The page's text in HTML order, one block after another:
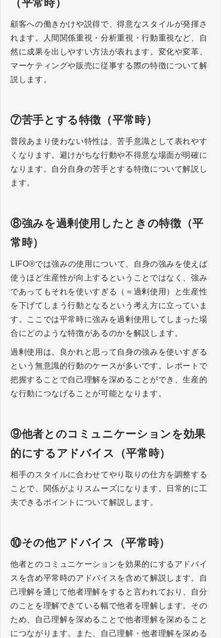
（平常時）
顧客への働きかけや説得で、得意なスタイルが発揮さ
れます。人間関係重視・分析重視・行動重視など、自
然に成果を出しやすい方法が表れます。変化や変革、
マーケティングや販売に従事する際の特徴について解
説します。
⑦苦手とする特徴（平常時）
普段あまり使わない特性は、苦手意識として表れやす
くなります。避けがちな行動や不得意な場面が明確に
なります。自分自身の苦手とする特徴について解説し
ます。
⑧強みを過剰使用したときの特徴（平
常時）
LIFO®では強みの使用について、自身の強みを使えば
使うほど生産性が向上するということではなく、強み
であってもそれを使いすぎる（＝過剰使用）と生産性
を下げてしまう行動となるという考え方に立っていま
す。ここでは平常時に強みを過剰使用してしまった場
合にどのような特徴があるのかを解説します。
過剰使用は、良かれと思って自身の強みを使いすぎる
という無意識的行動のケースが多いです。レポートで
把握することで自己理解を深めることができ、生産的
な行動につなげることが可能となります。
⑨他者とのコミュニケーションを効果
的にするアドバイス（平常時）
相手のスタイルに合わせてやり取りの仕方を調整する
ことで、関係がよりスムーズになります。日常的に工
夫できるポイントについて解説します。
⑩その他アドバイス（平常時）
他者とのコミュニケーションを効果的にするアドバイ
スを含め平常時のアドバイスを含めて解説します。自
己理解を通じて他者理解をすると言われており、自分
のことを理解できている幅で他者を理解します。その
ため、自己理解を深めることで他者理解を深めること
につながります。また、自己理解・他者理解を深める